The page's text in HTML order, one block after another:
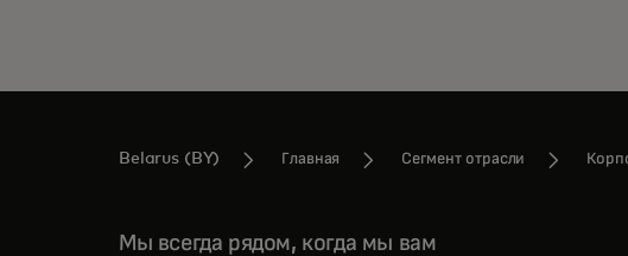
Belarus (BY) Главная Сегмент отрасли
Мы всегда рядом, когда мы вам